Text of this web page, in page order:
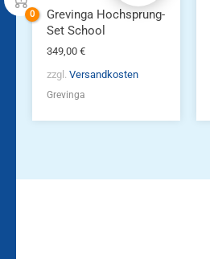
Grevinga Hochsprung-
Set School
349,00 €
zzgl. Versandkosten
Grevinga